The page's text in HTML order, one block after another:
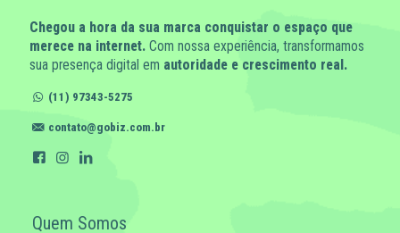
Chegou a hora da sua marca conquistar o espaço que
merece na internet. Com nossa experiência, transformamos
sua presença digital em autoridade e crescimento real.
(11) 97343-5275
contato@gobiz.com.br
Quem Somos